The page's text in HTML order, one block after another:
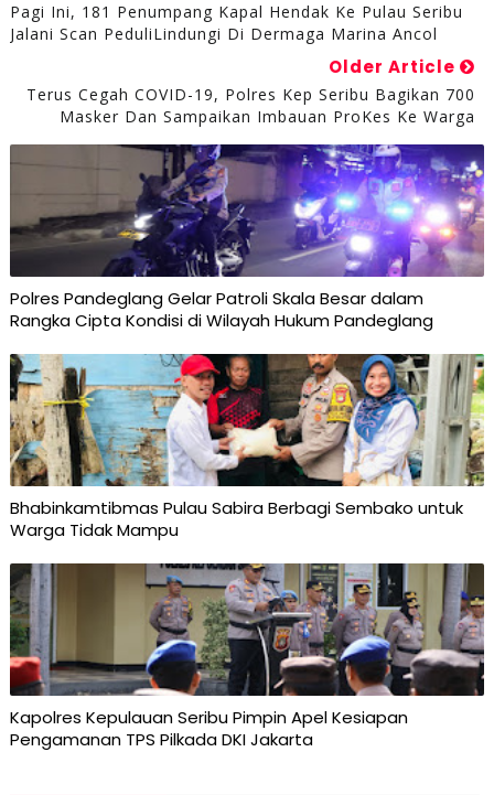
Pagi Ini, 181 Penumpang Kapal Hendak Ke Pulau Seribu
Jalani Scan PeduliLindungi Di Dermaga Marina Ancol
Older Article
Terus Cegah COVID-19, Polres Kep Seribu Bagikan 700
Masker Dan Sampaikan Imbauan ProKes Ke Warga
Polres Pandeglang Gelar Patroli Skala Besar dalam
Rangka Cipta Kondisi di Wilayah Hukum Pandeglang
Bhabinkamtibmas Pulau Sabira Berbagi Sembako untuk
Warga Tidak Mampu
Kapolres Kepulauan Seribu Pimpin Apel Kesiapan
Pengamanan TPS Pilkada DKI Jakarta